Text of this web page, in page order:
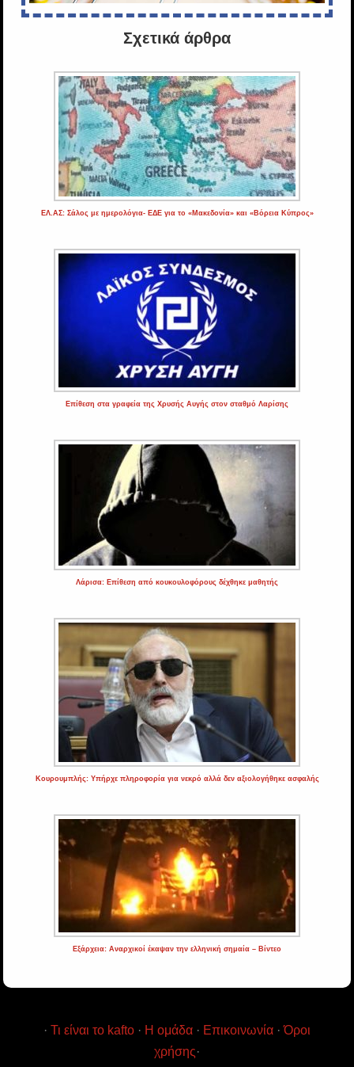
Σχετικά άρθρα
ΕΛ.ΑΣ: Σάλος με ημερολόγια- ΕΔΕ για το «Μακεδονία» και «Βόρεια Κύπρος»
Επίθεση στα γραφεία της Χρυσής Αυγής στον σταθμό Λαρίσης
Λάρισα: Επίθεση από κουκουλοφόρους δέχθηκε μαθητής
Κουρουμπλής: Υπήρχε πληροφορία για νεκρό αλλά δεν αξιολογήθηκε ασφαλής
Εξάρχεια: Αναρχικοί έκαψαν την ελληνική σημαία – Βίντεο
· Τι είναι το kafto · Η ομάδα · Επικοινωνία ·Όροι
χρήσης·